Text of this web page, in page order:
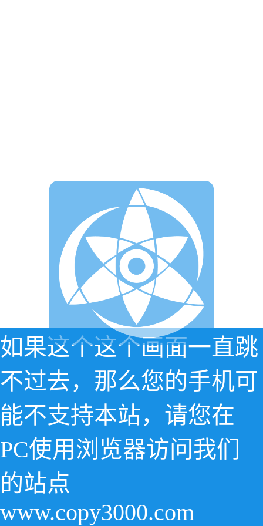
如果这个这个画面一直跳
不过去，那么您的手机可
能不支持本站，请您在
PC使用浏览器访问我们
的站点
www.copy3000.com